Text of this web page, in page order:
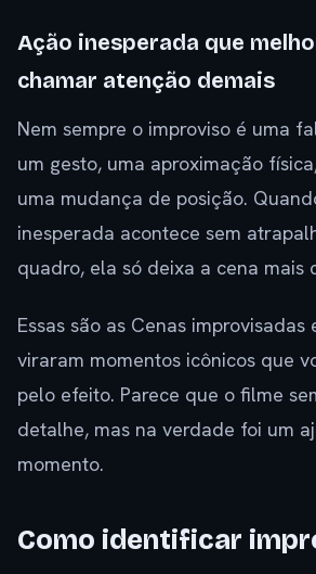
Ação inesperada que
chamar atenção demais
Nem sempre o improviso é uma
um gesto, uma aproximação
uma mudança de posição.
inesperada acontece sem
quadro, ela só deixa a cena mais
Essas são as Cenas
viraram momentos icônicos que
pelo efeito. Parece que o filme
detalhe, mas na verdade foi um
momento.
Como identificar